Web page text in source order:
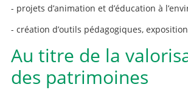
- projets d’animation et d’éducation à
- création d’outils pédagogiques,
Au titre de la
des patrimoines